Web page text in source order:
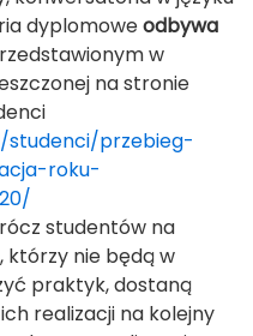
dyplomoweodbywa
w
na stronie
studenci/przebieg-
roku-
studentów na
nie będą w
praktyk, dostaną
realizacji na kolejny